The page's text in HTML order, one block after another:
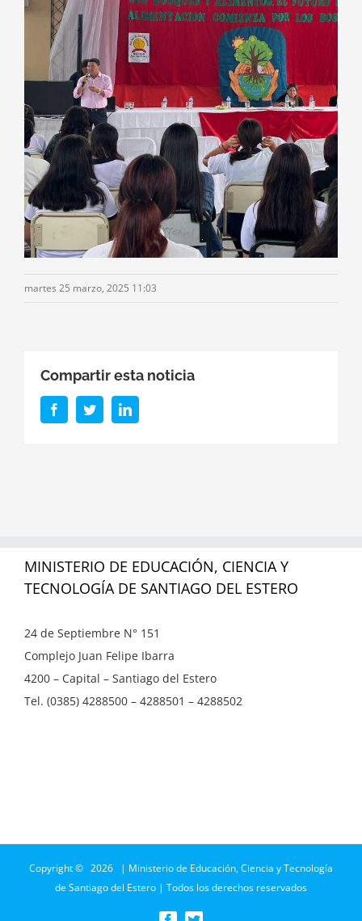
martes 25 marzo, 2025 11:03
Compartir esta noticia
FacebookTwitterLinkedIn
MINISTERIO DE EDUCACIÓN, CIENCIA Y
TECNOLOGÍA DE SANTIAGO DEL ESTERO
24 de Septiembre N° 151
Complejo Juan Felipe Ibarra
4200 – Capital – Santiago del Estero
Tel. (0385) 4288500 – 4288501 – 4288502
Copyright © 2026 | Ministerio de Educación, Ciencia y Tecnología
de Santiago del Estero | Todos los derechos reservados